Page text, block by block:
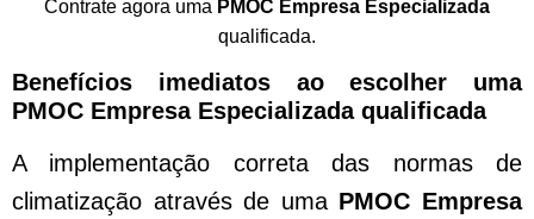
Contrate agora uma PMOC Empresa Especializada
qualificada.
Benefícios imediatos ao escolher uma
PMOC Empresa Especializada qualificada
A implementação correta das normas de
climatização através de uma PMOC Empresa